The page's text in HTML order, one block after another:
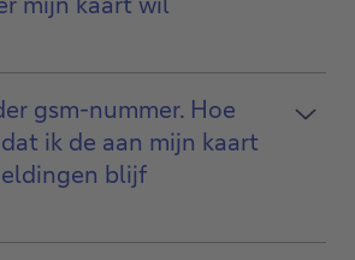
gsm-nummer. Hoe
ik de aan mijn kaart
blijf